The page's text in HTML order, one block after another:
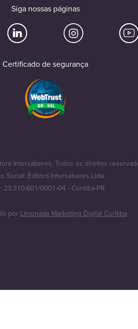
Siga nossas páginas
Certificado de segurança
Intersaberes. Todos os direitos
Social: Editora Intersaberes Ltda.
23.310.601/0001-04 - Curitiba-PR.
porLimonada Marketing Digital Curitiba